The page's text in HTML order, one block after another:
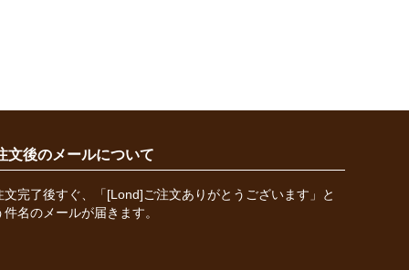
文後のメールについて
文完了後すぐ、「[Lond]ご注文ありがとうございます」と
件名のメールが届きます。